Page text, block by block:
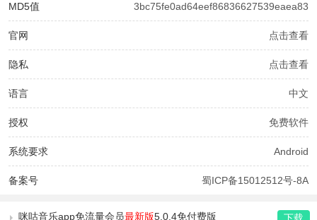
MD5值 3bc75fe0ad64eef86836627539eaea83
官网 点击查看
隐私 点击查看
语言 中文
授权 免费软件
系统要求 Android
备案号 蜀ICP备15012512号-8A
咪咕音乐app免流量会员最新版5.0.4免付费版